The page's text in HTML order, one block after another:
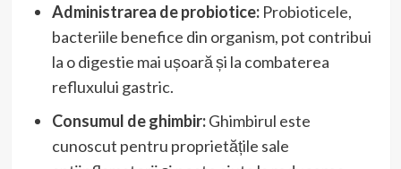
Administrarea de probiotice:Probioticele,
bacteriile benefice din organism, pot contribui
la o digestie mai ușoară și la combaterea
refluxului gastric.
Consumul de ghimbir:Ghimbirul este
cunoscut pentru proprietățile sale